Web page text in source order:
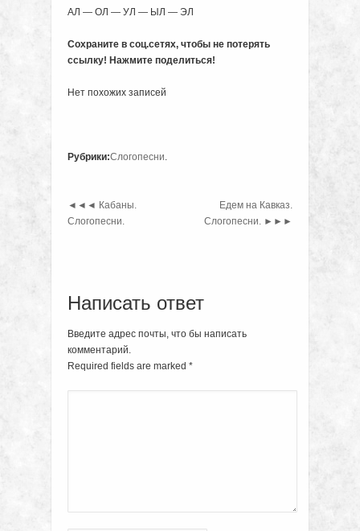
АЛ — ОЛ — УЛ — ЫЛ — ЭЛ
Сохраните в соц.сетях, чтобы не потерять
ссылку! Нажмите поделиться!
Нет похожих записей
Рубрики:Слогопесни.
◄◄◄ Кабаны.
Слогопесни.
Едем на Кавказ.
Слогопесни. ►►►
Написать ответ
Введите адрес почты, что бы написать
комментарий.
Required fields are marked *